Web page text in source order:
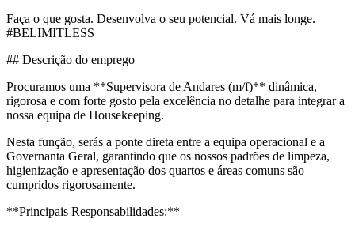
Faça o que gosta. Desenvolva o seu potencial. Vá mais longe.
#BELIMITLESS
## Descrição do emprego
Procuramos uma **Supervisora de Andares (m/f)** dinâmica,
rigorosa e com forte gosto pela excelência no detalhe para integrar a
nossa equipa de Housekeeping.
Nesta função, serás a ponte direta entre a equipa operacional e a
Governanta Geral, garantindo que os nossos padrões de limpeza,
higienização e apresentação dos quartos e áreas comuns são
cumpridos rigorosamente.
**Principais Responsabilidades:**